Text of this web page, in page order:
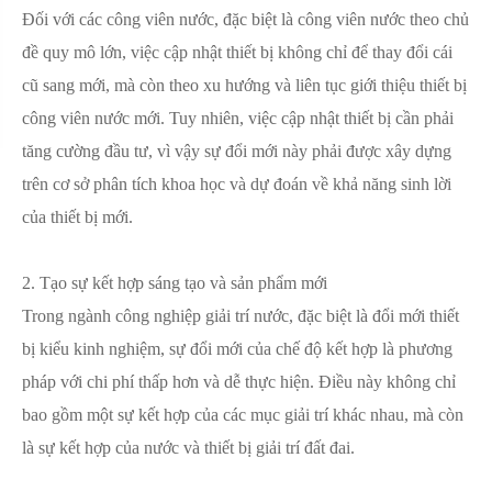
Đối với các công viên nước, đặc biệt là công viên nước theo chủ
đề quy mô lớn, việc cập nhật thiết bị không chỉ để thay đổi cái
cũ sang mới, mà còn theo xu hướng và liên tục giới thiệu thiết bị
công viên nước mới. Tuy nhiên, việc cập nhật thiết bị cần phải
tăng cường đầu tư, vì vậy sự đổi mới này phải được xây dựng
trên cơ sở phân tích khoa học và dự đoán về khả năng sinh lời
của thiết bị mới.
2. Tạo sự kết hợp sáng tạo và sản phẩm mới
Trong ngành công nghiệp giải trí nước, đặc biệt là đổi mới thiết
bị kiểu kinh nghiệm, sự đổi mới của chế độ kết hợp là phương
pháp với chi phí thấp hơn và dễ thực hiện. Điều này không chỉ
bao gồm một sự kết hợp của các mục giải trí khác nhau, mà còn
là sự kết hợp của nước và thiết bị giải trí đất đai.